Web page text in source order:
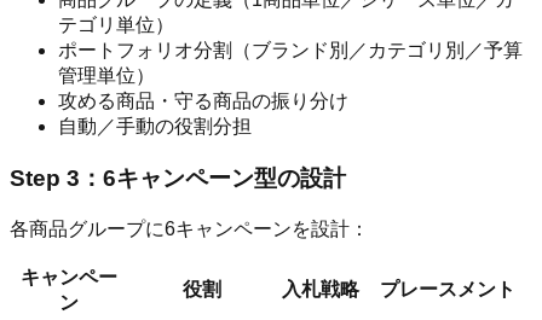
テゴリ単位）
ポートフォリオ分割（ブランド別／カテゴリ別／予算
管理単位）
攻める商品・守る商品の振り分け
自動／手動の役割分担
Step 3：6キャンペーン型の設計
各商品グループに6キャンペーンを設計：
キャンペー
ン
役割 入札戦略 プレースメント